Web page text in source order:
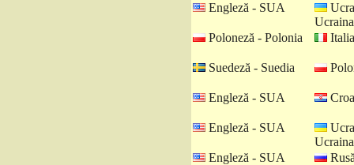
Engleză - SUA
Ucraina
Poloneză - Polonia
Suedeză - Suedia
Engleză - SUA
Engleză - SUA
Ucraina
Engleză - SUA